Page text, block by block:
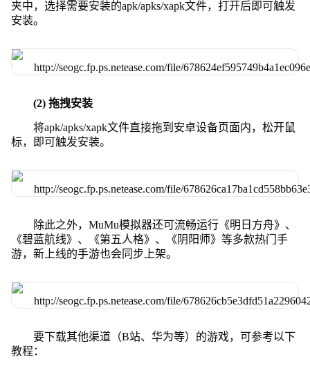
夹中，选择需要安装的apk/apks/xapk文件，打开后即可触发
安装。
(2) 拖拽安装
将apk/apks/xapk文件直接拖到安卓设备页面内，松开鼠
标，即可触发安装。
除此之外，MuMu模拟器还可流畅运行《明日方舟》、
《碧蓝航线》、《第五人格》、《阴阳师》等多款热门手
游，新上线的手游也会同步上架。
要下载其他渠道（B站、华为等）的游戏，可参考以下
教程：